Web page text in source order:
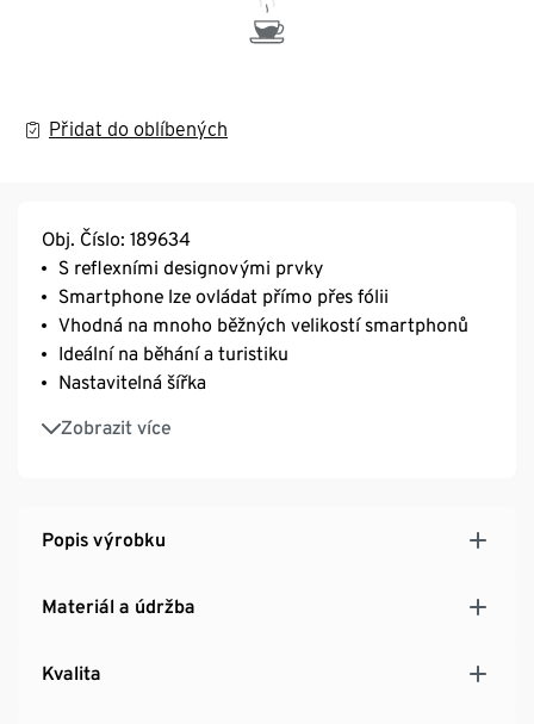
Přidat do oblíbených
Obj. Číslo: 189634
S reflexními designovými prvky
Smartphone lze ovládat přímo přes fólii
Vhodná na mnoho běžných velikostí smartphonů
Ideální na běhání a turistiku
Nastavitelná šířka
Zobrazit více
Kapsa na smartphone s drukem
Popis výrobku
Materiál a údržba
Kvalita